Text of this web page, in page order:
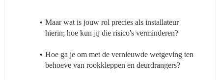
Maar wat is jouw rol precies als installateur
hierin; hoe kun jij die risico's verminderen?
Hoe ga je om met de vernieuwde wetgeving ten
behoeve van rookkleppen en deurdrangers?